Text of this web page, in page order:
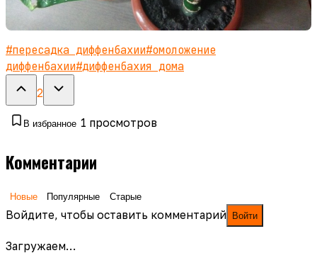
#пересадка диффенбахии#омоложение
диффенбахии#диффенбахия дома
2
В избранное 1 просмотров
Комментарии
Новые Популярные Старые
Войдите, чтобы оставить комментарий Войти
Загружаем…